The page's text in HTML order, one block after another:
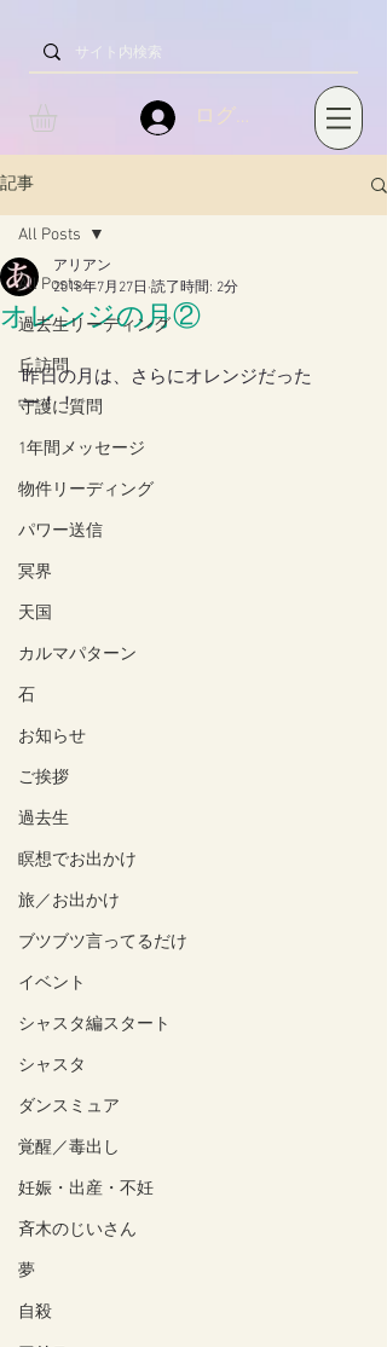
ログイン
記事
All Posts
過去生リーディング
丘訪問
守護に質問
1年間メッセージ
物件リーディング
パワー送信
冥界
天国
カルマパターン
石
お知らせ
ご挨拶
過去生
瞑想でお出かけ
旅／お出かけ
ブツブツ言ってるだけ
イベント
シャスタ編スタート
シャスタ
ダンスミュア
覚醒／毒出し
妊娠・出産・不妊
斉木のじいさん
夢
自殺
All Posts
オレンジの月②
アリアン
2018年7月27日 読了時間: 2分
昨日の月は、さらにオレンジだった
ー！！